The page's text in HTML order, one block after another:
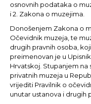
osnovnih podataka o
i 2. Zakona o muzejima.
Donošenjem Zakona o
Očevidnik muzeja, te
drugih pravnih osoba,
preimenovan je u
Hrvatskoj. Stupanjem na
privatnih muzeja u
vrijediti Pravilnik o
unutar ustanova i drugih